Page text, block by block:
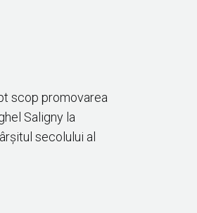
scop promovarea
Saligny la
secolului al